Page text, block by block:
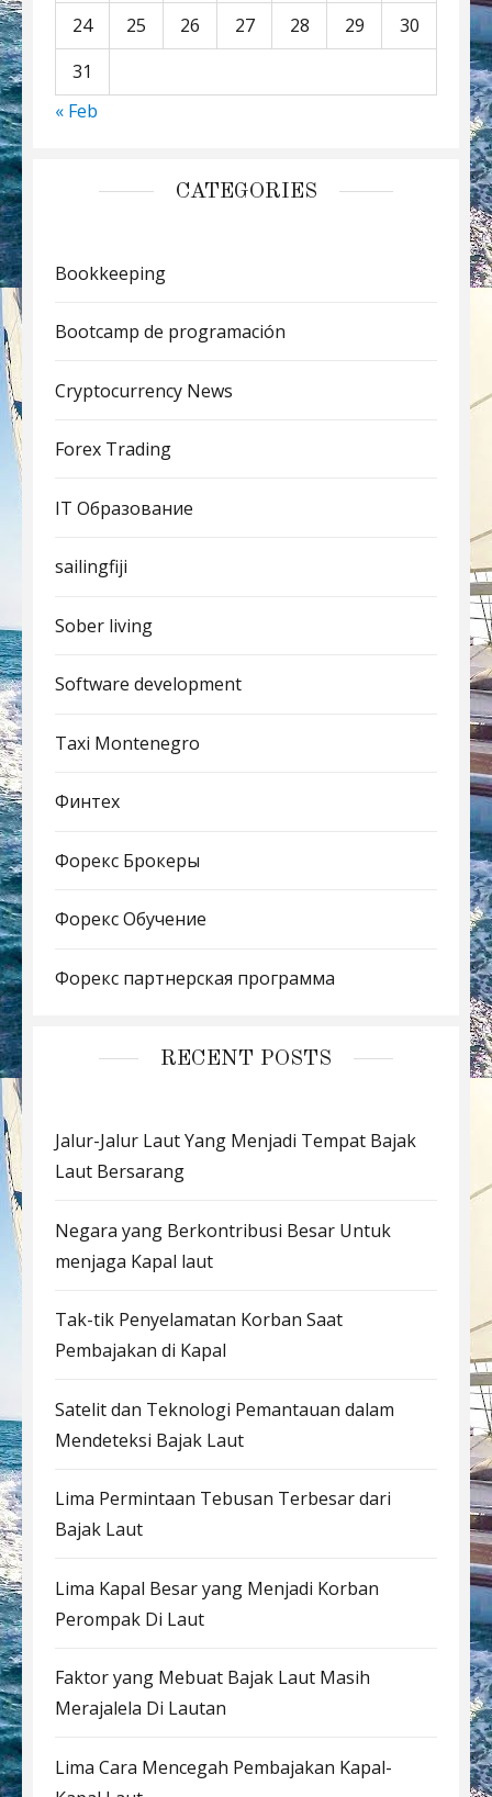
24
25 26 27 28 29
30
31
« Feb
CATEGORIES
Bookkeeping
Bootcamp de programación
Cryptocurrency News
Forex Trading
IT Образование
sailingfiji
Sober living
Software development
Taxi Montenegro
Финтех
Форекс Брокеры
Форекс Обучение
Форекс партнерская программа
RECENT POSTS
Jalur-Jalur Laut Yang Menjadi Tempat Bajak
Laut Bersarang
Negara yang Berkontribusi Besar Untuk
menjaga Kapal laut
Tak-tik Penyelamatan Korban Saat
Pembajakan di Kapal
Satelit dan Teknologi Pemantauan dalam
Mendeteksi Bajak Laut
Lima Permintaan Tebusan Terbesar dari
Bajak Laut
Lima Kapal Besar yang Menjadi Korban
Perompak Di Laut
Faktor yang Mebuat Bajak Laut Masih
Merajalela Di Lautan
Lima Cara Mencegah Pembajakan Kapal-